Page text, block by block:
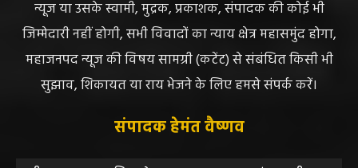
स्वीकार करता है। महाजनपद न्यूज में प्रकाशित ऐसी सामग्री के
लिए संवाददाता / खबर देने वाला स्वयं जिम्मेदार होगा, महाजनपद
न्यूज या उसके स्वामी, मुद्रक, प्रकाशक, संपादक की कोई भी
जिम्मेदारी नहीं होगी, सभी विवादों का न्याय क्षेत्र महासमुंद होगा,
महाजनपद न्यूज की विषय सामग्री (कटेंट) से संबंधित किसी भी
सुझाव, शिकायत या राय भेजने के लिए हमसे संपर्क करें।